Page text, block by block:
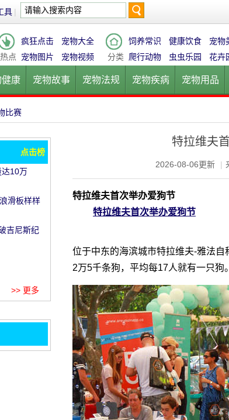
具 |
索
热点
疯狂点击
宠物大全
宠物图片
宠物视频 分类
饲养常识 健康饮食 宠物
爬行动物
虫虫乐园 花卉
健康 宠物故事 宠物法规 宠物疾病 宠物用品
院
比赛
特拉维夫
2026-08-06更新 |
特拉维夫首次举办爱狗节
特拉维夫首次举办爱狗节
位于中东的海滨城市特拉维夫-雅法
2万5千条狗，平均每17人就有一只狗
点击榜
达10万
滑板样样
吉尼斯纪
>> 更多